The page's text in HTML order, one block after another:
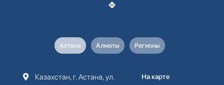
Астана Алматы Регионы
Казахстан, г. Астана, ул.
На карте